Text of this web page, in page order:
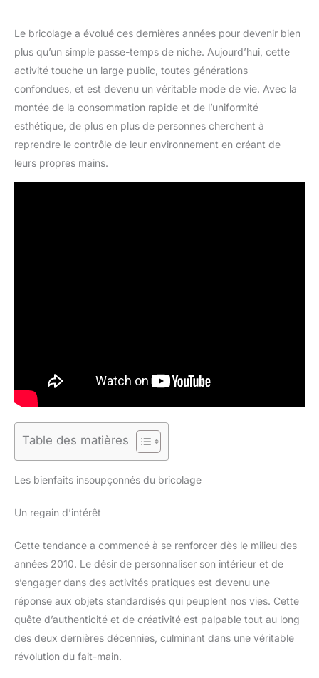
Le bricolage a évolué ces dernières années pour devenir bien
plus qu’un simple passe-temps de niche. Aujourd’hui, cette
activité touche un large public, toutes générations
confondues, et est devenu un véritable mode de vie. Avec la
montée de la consommation rapide et de l’uniformité
esthétique, de plus en plus de personnes cherchent à
reprendre le contrôle de leur environnement en créant de
leurs propres mains.
Table des matières
Les bienfaits insoupçonnés du bricolage
Un regain d’intérêt
Cette tendance a commencé à se renforcer dès le milieu des
années 2010. Le désir de personnaliser son intérieur et de
s’engager dans des activités pratiques est devenu une
réponse aux objets standardisés qui peuplent nos vies. Cette
quête d’authenticité et de créativité est palpable tout au long
des deux dernières décennies, culminant dans une véritable
révolution du fait-main.